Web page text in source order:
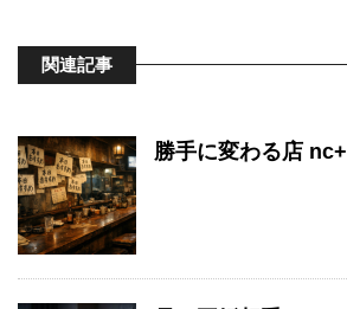
関連記事
勝手に変わる店 nc+